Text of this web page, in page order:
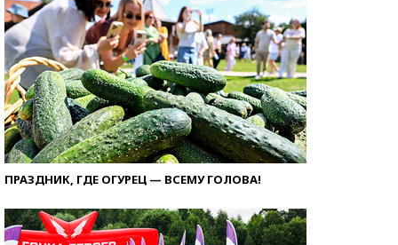
ПРАЗДНИК, ГДЕ ОГУРЕЦ — ВСЕМУ ГОЛОВА!